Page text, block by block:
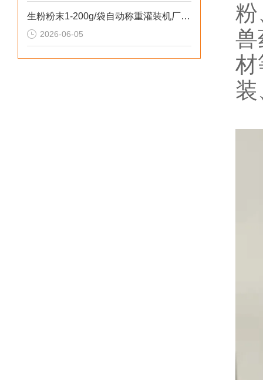
生粉粉末1-200g/袋自动称重灌装机厂家推荐
2026-06-05
粉
兽
材